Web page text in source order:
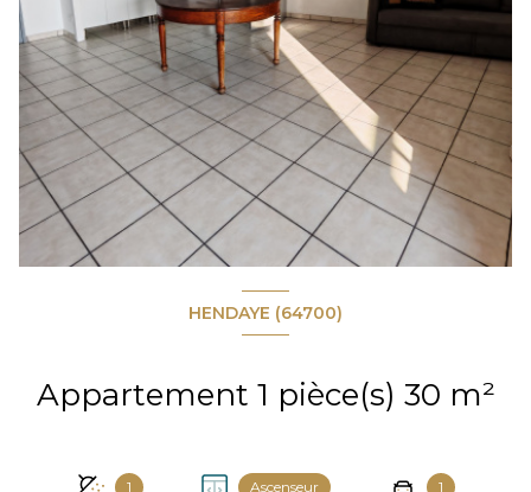
HENDAYE (64700)
Appartement 1 pièce(s) 30 m²
1 Ascenseur 1